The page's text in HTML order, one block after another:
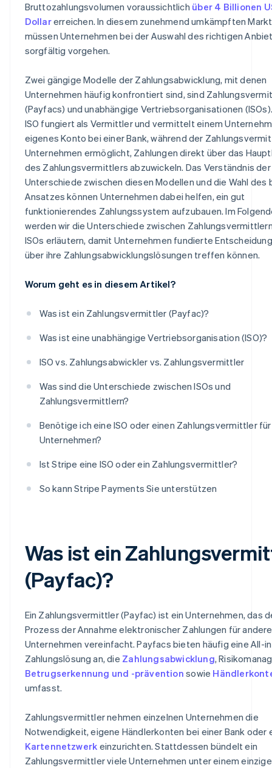
Bruttozahlungsvolumen voraussichtlich über 4 Billionen
Dollarerreichen. In diesem zunehmend umkämpften Markt
müssen Unternehmen bei der Auswahl des richtigen
sorgfältig vorgehen.
Zwei gängige Modelle der Zahlungsabwicklung, mit denen
Unternehmen häufig konfrontiert sind, sind
(Payfacs) und unabhängige Vertriebsorganisationen
ISO fungiert als Vermittler und vermittelt einem
eigenes Konto bei einer Bank, während der
Unternehmen ermöglicht, Zahlungen direkt über das
des Zahlungsvermittlers abzuwickeln. Das Verständnis der
Unterschiede zwischen diesen Modellen und die Wahl des
Ansatzes können Unternehmen dabei helfen, ein gut
funktionierendes Zahlungssystem aufzubauen. Im
werden wir die Unterschiede zwischen
ISOs erläutern, damit Unternehmen fundierte
über ihre Zahlungsabwicklungslösungen treffen können.
Worum geht es in diesem Artikel?
Was ist ein Zahlungsvermittler (Payfac)?
Was ist eine unabhängige Vertriebsorganisation (ISO)?
ISO vs. Zahlungsabwickler vs. Zahlungsvermittler
Was sind die Unterschiede zwischen ISOs und
Zahlungsvermittlern?
Benötige ich eine ISO oder einen Zahlungsvermittler
Unternehmen?
Ist Stripe eine ISO oder ein Zahlungsvermittler?
So kann Stripe Payments Sie unterstützen
Was ist ein
(Payfac)?
Ein Zahlungsvermittler (Payfac) ist ein Unternehmen, das
Prozess der Annahme elektronischer Zahlungen für andere
Unternehmen vereinfacht. Payfacs bieten häufig eine All-
Zahlungslösung an, die Zahlungsabwicklung,
Betrugserkennung und -prävention sowie
umfasst.
Zahlungsvermittler nehmen einzelnen Unternehmen die
Notwendigkeit, eigene Händlerkonten bei einer Bank oder
Kartennetzwerk einzurichten. Stattdessen bündelt ein
Zahlungsvermittler viele Unternehmen unter einem